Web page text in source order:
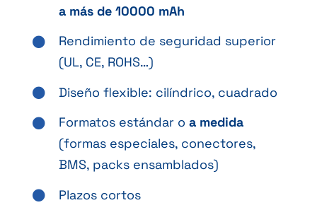
a más de 10000 mAh
Rendimiento de seguridad superior
(UL, CE, ROHS…)
Diseño flexible: cilíndrico, cuadrado
Formatos estándar oa medida
(formas especiales, conectores,
BMS, packs ensamblados)
Plazos cortos